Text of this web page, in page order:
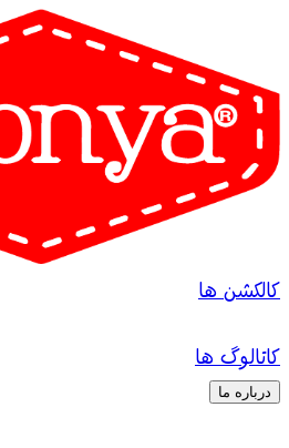
کالکشن ها
کاتالوگ ها
درباره ما